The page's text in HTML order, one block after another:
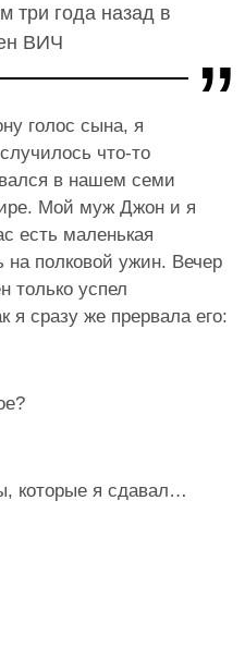
три года назад в
ВИЧ
голос сына, я
что-то
в нашем семи
Мой муж Джон и я
есть маленькая
на полковой ужин. Вечер
только успел
я сразу же прервала его:
которые я сдавал…